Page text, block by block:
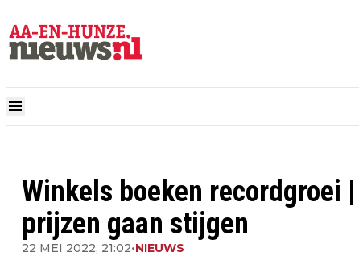
Winkels boeken recordgroei
prijzen gaan stijgen
22 MEI 2022, 21:02•NIEUWS